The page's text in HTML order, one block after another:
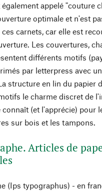
appelé "couture
optimale et n'est
carnets, car elle est
Les couvertures,
différents motifs
par letterpress avec
structure en lin du papier
le charme discret de
(et l'apprécie) pour
sur bois et les tampons.
Articles de
(Ips typographus) - en